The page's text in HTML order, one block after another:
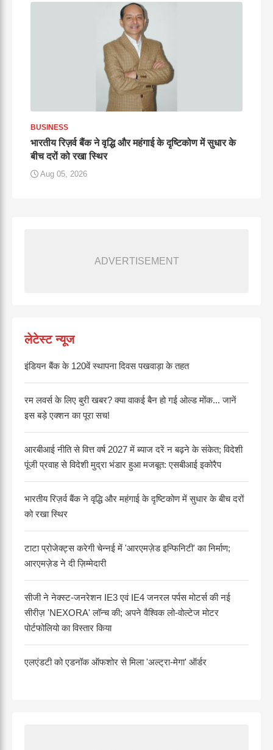
BUSINESS
भारतीय रिज़र्व बैंक ने वृद्धि और महंगाई के दृष्टिकोण में सुधार के
बीच दरों को रखा स्थिर
Aug 05, 2026
ADVERTISEMENT
लेटेस्ट न्यूज
इंडियन बैंक के 120वें स्थापना दिवस पखवाड़ा के तहत
रम लवर्स के लिए बुरी खबर? क्या वाकई बैन हो गई ओल्ड मोंक... जानें
इस बड़े एक्शन का पूरा सच!
आरबीआई नीति से वित्त वर्ष 2027 में ब्याज दरें न बढ़ने के संकेत; विदेशी
पूंजी प्रवाह से विदेशी मुद्रा भंडार हुआ मजबूत: एसबीआई इकोरैप
भारतीय रिज़र्व बैंक ने वृद्धि और महंगाई के दृष्टिकोण में सुधार के बीच दरों
को रखा स्थिर
टाटा प्रोजेक्ट्स करेगी चेन्नई में 'आरएमज़ेड इन्फिनिटी' का निर्माण;
आरएमज़ेड ने दी ज़िम्मेदारी
सीजी ने नेक्स्ट-जनरेशन IE3 एवं IE4 जनरल पर्पस मोटर्स की नई
सीरीज़ 'NEXORA' लॉन्च की; अपने वैश्विक लो-वोल्टेज मोटर
पोर्टफोलियो का विस्तार किया
एलएंडटी को एडनॉक ऑफशोर से मिला 'अल्ट्रा-मेगा' ऑर्डर